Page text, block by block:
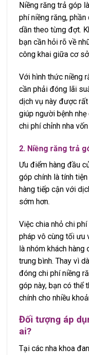
Niềng răng trả góp
phí niềng răng,
dần theo từng đợt.
bạn cần hỏi rõ về
công khai giữa cơ
Với hình thức niềng
cần phải đóng lãi
dịch vụ này được
giúp người bệnh
chi phí chỉnh nha
2. Niềng răng trả
Ưu điểm hàng đầu
góp chính là tính
hàng tiếp cận với
sớm hơn.
Việc chia nhỏ chi
pháp vô cùng tối ưu
là nhóm khách
trung bình. Thay vì
đóng chi phí niềng
góp này, bạn có thể
chính cho nhiều
Đối tượng áp
ai?
Tại các nha khoa